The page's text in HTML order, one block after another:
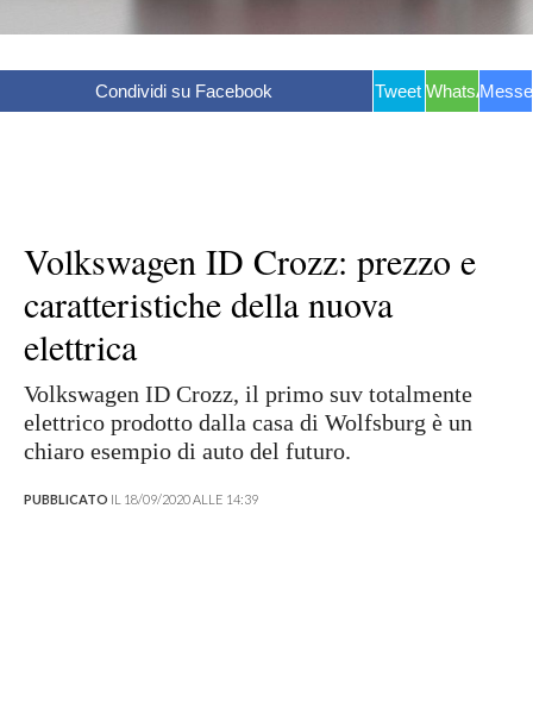
Condividi su Facebook Tweet WhatsApp
Volkswagen ID Crozz: prezzo e
caratteristiche della nuova
elettrica
Volkswagen ID Crozz, il primo suv totalmente
elettrico prodotto dalla casa di Wolfsburg è un
chiaro esempio di auto del futuro.
PUBBLICATO IL 18/09/2020 ALLE 14:39